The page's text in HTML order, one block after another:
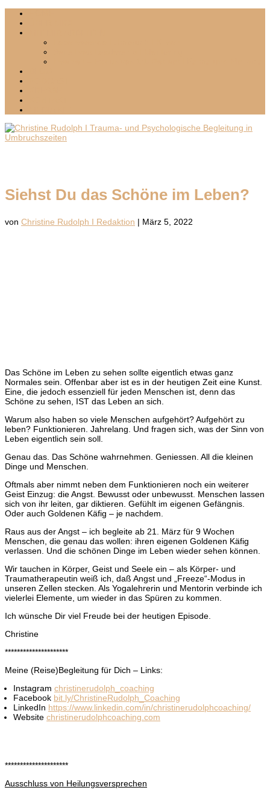
Siehst Du das Schöne im Leben?
von Christine Rudolph I Redaktion | März 5, 2022
Das Schöne im Leben zu sehen sollte eigentlich etwas ganz
Normales sein. Offenbar aber ist es in der heutigen Zeit eine Kunst.
Eine, die jedoch essenziell für jeden Menschen ist, denn das
Schöne zu sehen, IST das Leben an sich.
Warum also haben so viele Menschen aufgehört? Aufgehört zu
leben? Funktionieren. Jahrelang. Und fragen sich, was der Sinn von
Leben eigentlich sein soll.
Genau das. Das Schöne wahrnehmen. Geniessen. All die kleinen
Dinge und Menschen.
Oftmals aber nimmt neben dem Funktionieren noch ein weiterer
Geist Einzug: die Angst. Bewusst oder unbewusst. Menschen lassen
sich von ihr leiten, gar diktieren. Gefühlt im eigenen Gefängnis.
Oder auch Goldenen Käfig – je nachdem.
Raus aus der Angst – ich begleite ab 21. März für 9 Wochen
Menschen, die genau das wollen: ihren eigenen Goldenen Käfig
verlassen. Und die schönen Dinge im Leben wieder sehen können.
Wir tauchen in Körper, Geist und Seele ein – als Körper- und
Traumatherapeutin weiß ich, daß Angst und „Freeze“-Modus in
unseren Zellen stecken. Als Yogalehrerin und Mentorin verbinde ich
vielerlei Elemente, um wieder in das Spüren zu kommen.
Ich wünsche Dir viel Freude bei der heutigen Episode.
Christine
*********************
Meine (Reise)Begleitung für Dich – Links:
Instagram christinerudolph_coaching
Facebook bit.ly/ChristineRudolph_Coaching
LinkedIn https://www.linkedin.com/in/christinerudolphcoaching/
Website christinerudolphcoaching.com
*********************
Ausschluss von Heilungsversprechen